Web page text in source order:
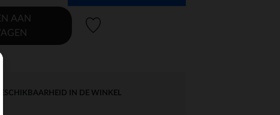
AAN
IN DE WINKEL